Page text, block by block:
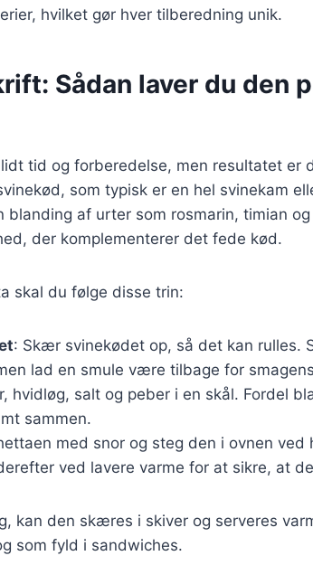
hvilket gør hver tilberedning unik.
Sådan laver du den
tid og forberedelse, men resultatet er
som typisk er en hel svinekam
blanding af urter som rosmarin, timian
der komplementerer det fede kød.
skal du følge disse trin:
: Skær svinekødet op, så det kan rulles.
lad en smule være tilbage for
hvidløg, salt og peber i en skål. Fordel
sammen.
med snor og steg den i ovnen ved
ved lavere varme for at sikre, at
kan den skæres i skiver og serveres
som fyld i sandwiches.